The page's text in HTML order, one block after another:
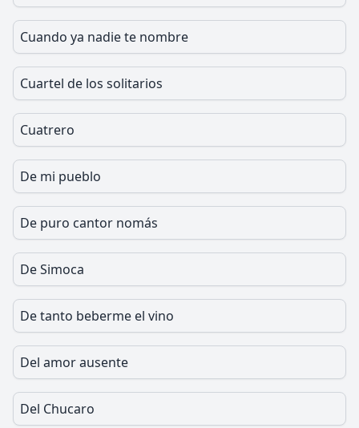
Cuando ya nadie te nombre
Cuartel de los solitarios
Cuatrero
De mi pueblo
De puro cantor nomás
De Simoca
De tanto beberme el vino
Del amor ausente
Del Chucaro